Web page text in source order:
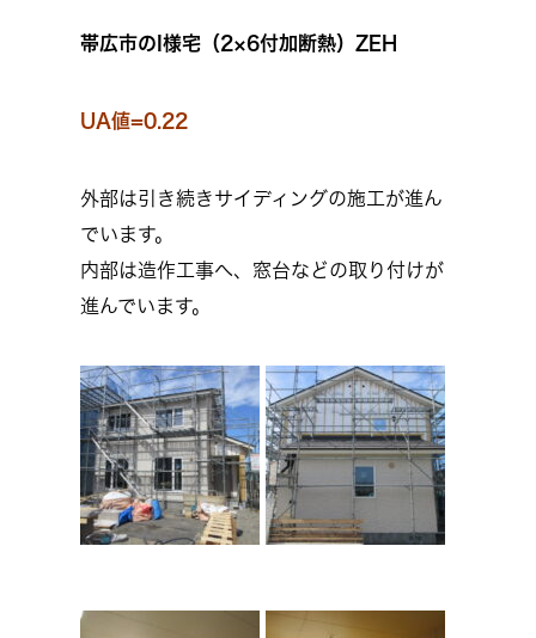
帯広市のI様宅（2×6付加断熱）ZEH
UA値=0.22
外部は引き続きサイディングの施工が進ん
でいます。
内部は造作工事へ、窓台などの取り付けが
進んでいます。